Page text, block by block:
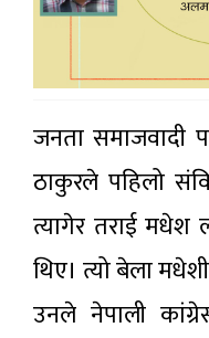
जनता समाजवादी
ठाकुरले पहिलो
त्यागेर तराई मधेश
थिए। त्यो बेला
उनले नेपाली